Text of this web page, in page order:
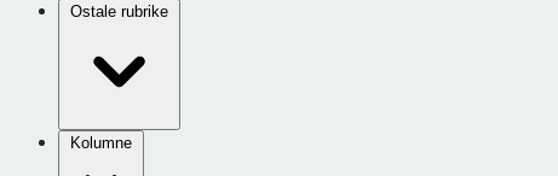
Ostale rubrike
Kolumne